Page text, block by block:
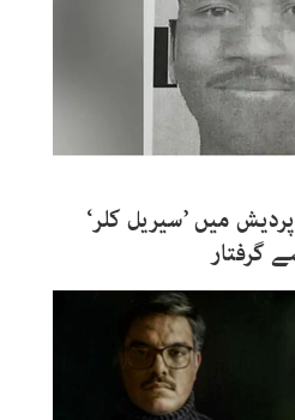
میں ’سیریل کلر‘
گرفتار